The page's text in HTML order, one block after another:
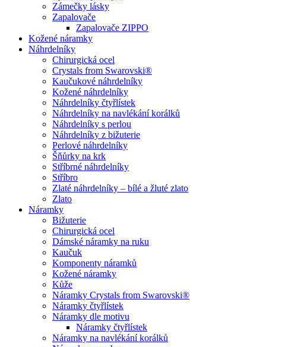
Zámečky lásky
Zapalovače
Zapalovače ZIPPO
Kožené náramky
Náhrdelníky
Chirurgická ocel
Crystals from Swarovski®
Kaučukové náhrdelníky
Kožené náhrdelníky
Náhrdelníky čtyřlístek
Náhrdelníky na navlékání korálků
Náhrdelníky s perlou
Náhrdelníky z bižuterie
Perlové náhrdelníky
Šňůrky na krk
Stříbrné náhrdelníky
Stříbro
Zlaté náhrdelníky – bílé a žluté zlato
Zlato
Náramky
Bižuterie
Chirurgická ocel
Dámské náramky na ruku
Kaučuk
Komponenty náramků
Kožené náramky
Kůže
Náramky Crystals from Swarovski®
Náramky čtyřlístek
Náramky dle motivu
Náramky čtyřlístek
Náramky na navlékání korálků